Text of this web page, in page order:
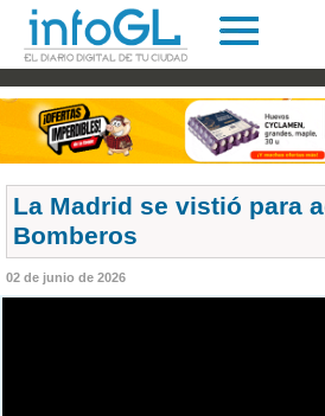
La Madrid se vistió para
Bomberos
02 de junio de 2026